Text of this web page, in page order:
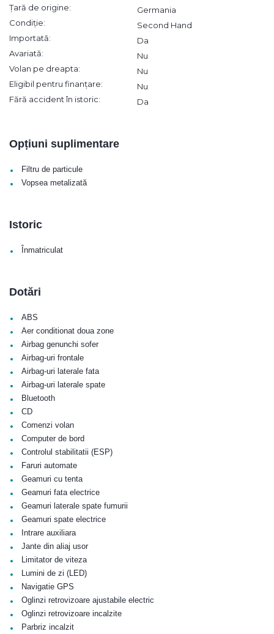
Țară de origine:
Germania
Condiție:
Second Hand
Importată:
Da
Avariată:
Nu
Volan pe dreapta:
Nu
Eligibil pentru finanțare:
Nu
Fără accident în istoric:
Da
Opțiuni suplimentare
• Filtru de particule
• Vopsea metalizată
Istoric
• Înmatriculat
Dotări
• ABS
• Aer conditionat doua zone
• Airbag genunchi sofer
• Airbag-uri frontale
• Airbag-uri laterale fata
• Airbag-uri laterale spate
• Bluetooth
• CD
• Comenzi volan
• Computer de bord
• Controlul stabilitatii (ESP)
• Faruri automate
• Geamuri cu tenta
• Geamuri fata electrice
• Geamuri laterale spate fumurii
• Geamuri spate electrice
• Intrare auxiliara
• Jante din aliaj usor
• Limitator de viteza
• Lumini de zi (LED)
• Navigatie GPS
• Oglinzi retrovizoare ajustabile electric
• Oglinzi retrovizoare incalzite
• Parbriz incalzit